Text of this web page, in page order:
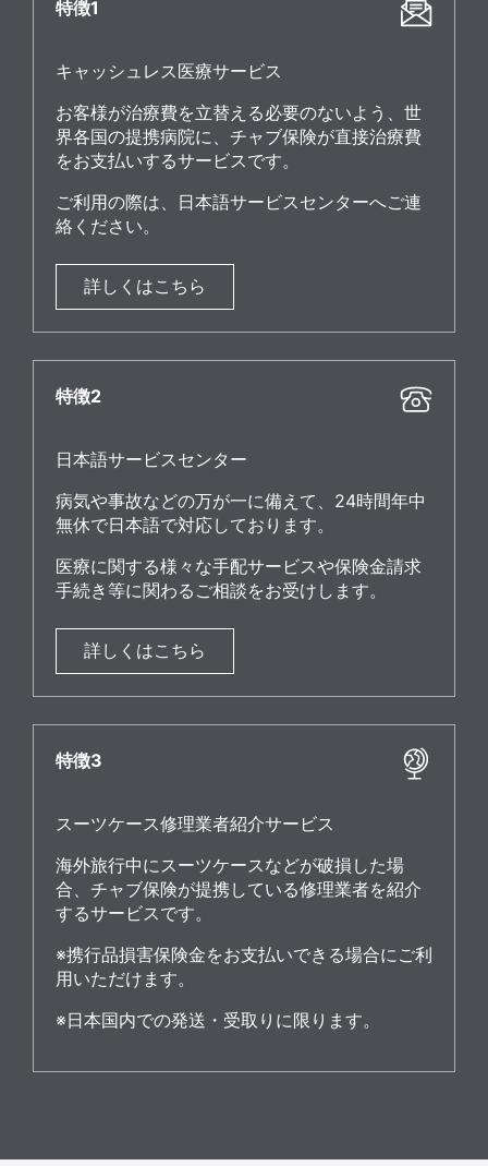
特徴1
キャッシュレス医療サービス
お客様が治療費を立替える必要のないよう、世
界各国の提携病院に、チャブ保険が直接治療費
をお支払いするサービスです。
ご利用の際は、日本語サービスセンターへご連
絡ください。
詳しくはこちら
特徴2
日本語サービスセンター
病気や事故などの万が一に備えて、24時間年中
無休で日本語で対応しております。
医療に関する様々な手配サービスや保険金請求
手続き等に関わるご相談をお受けします。
詳しくはこちら
特徴3
スーツケース修理業者紹介サービス
海外旅行中にスーツケースなどが破損した場
合、チャブ保険が提携している修理業者を紹介
するサービスです。
※携行品損害保険金をお支払いできる場合にご利
用いただけます。
※日本国内での発送・受取りに限ります。